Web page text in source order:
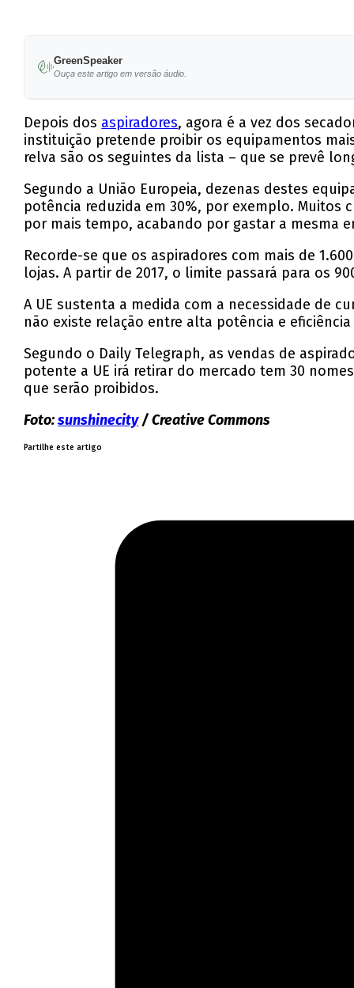
GreenSpeaker
Ouça este artigo em versão áudio.
Depois dos aspiradores, agora é a vez dos
instituição pretende proibir os equipamentos
relva são os seguintes da lista – que se prevê
Segundo a União Europeia, dezenas destes
potência reduzida em 30%, por exemplo.
por mais tempo, acabando por gastar a mesma
Recorde-se que os aspiradores com mais de
lojas. A partir de 2017, o limite passará para os
A UE sustenta a medida com a necessidade de
não existe relação entre alta potência e
Segundo o Daily Telegraph, as vendas de
potente a UE irá retirar do mercado tem 30
que serão proibidos.
Foto:sunshinecity/ Creative Commons
Partilhe este artigo